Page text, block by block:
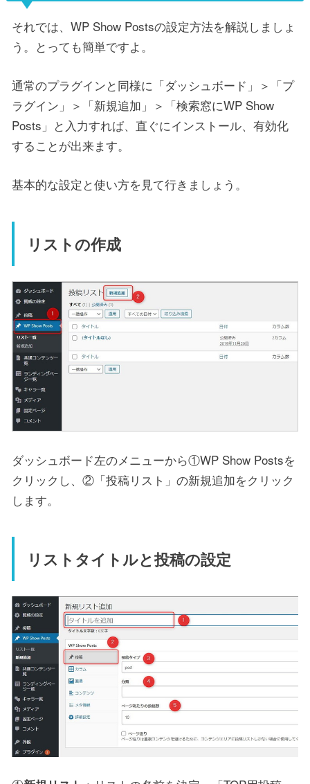
それでは、WP Show Postsの設定方法を解説しましょ
う。とっても簡単ですよ。
通常のプラグインと同様に「ダッシュボード」＞「プ
ラグイン」＞「新規追加」＞「検索窓にWP Show
Posts」と入力すれば、直ぐにインストール、有効化
することが出来ます。
基本的な設定と使い方を見て行きましょう。
リストの作成
ダッシュボード左のメニューから①WP Show Postsを
クリックし、②「投稿リスト」の新規追加をクリック
します。
リストタイトルと投稿の設定